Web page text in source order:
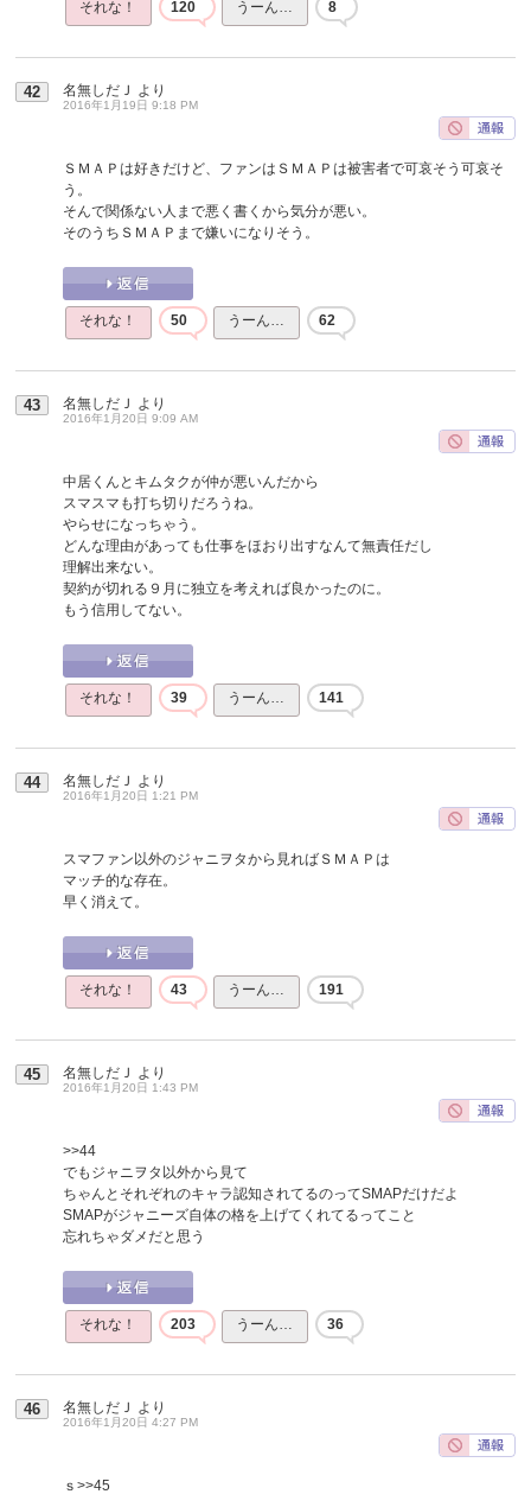
それな！ 120 うーん… 8
42 名無しだＪ より
2016年1月19日 9:18 PM
ＳＭＡＰは好きだけど、ファンはＳＭＡＰは被害者で可哀そう可哀そ
う。
そんで関係ない人まで悪く書くから気分が悪い。
そのうちＳＭＡＰまで嫌いになりそう。
それな！ 50 うーん… 62
43 名無しだＪ より
2016年1月20日 9:09 AM
中居くんとキムタクが仲が悪いんだから
スマスマも打ち切りだろうね。
やらせになっちゃう。
どんな理由があっても仕事をほおり出すなんて無責任だし
理解出来ない。
契約が切れる９月に独立を考えれば良かったのに。
もう信用してない。
それな！ 39 うーん… 141
44 名無しだＪ より
2016年1月20日 1:21 PM
スマファン以外のジャニヲタから見ればＳＭＡＰは
マッチ的な存在。
早く消えて。
それな！ 43 うーん… 191
45 名無しだＪ より
2016年1月20日 1:43 PM
>>44
でもジャニヲタ以外から見て
ちゃんとそれぞれのキャラ認知されてるのってSMAPだけだよ
SMAPがジャニーズ自体の格を上げてくれてるってこと
忘れちゃダメだと思う
それな！ 203 うーん… 36
46 名無しだＪ より
2016年1月20日 4:27 PM
ｓ >>45